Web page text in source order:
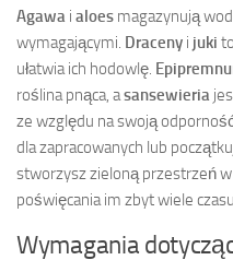
Agawa i aloes magazynują
wymagającymi. Draceny i juki
ułatwia ich hodowlę.
roślina pnąca, asansewieria
ze względu na swoją
dla zapracowanych lub
stworzysz zieloną przestrzeń
poświęcania im zbyt wiele
Wymagania